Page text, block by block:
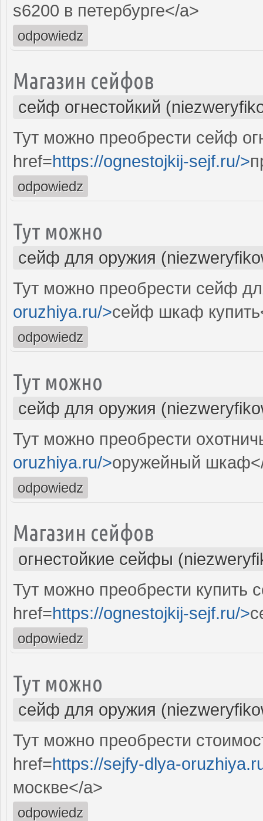
s6200 в петербурге</a>
odpowiedz
Магазин сейфов
сейф огнестойкий
Тут можно преобрести сейф
href=https://ognestojkij-sejf.ru/>
odpowiedz
Тут можно
сейф для оружия
Тут можно преобрести сейф
oruzhiya.ru/>сейф шкаф
odpowiedz
Тут можно
сейф для оружия
Тут можно преобрести
oruzhiya.ru/>оружейный
odpowiedz
Магазин сейфов
огнестойкие сейфы
Тут можно преобрести купить
href=https://ognestojkij-sejf.ru/>
odpowiedz
Тут можно
сейф для оружия
Тут можно преобрести
href=https://sejfy-dlya-
москве</a>
odpowiedz